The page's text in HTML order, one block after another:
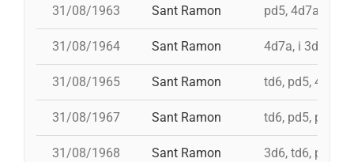
31/08/1963 Sant Ramon pd5, 4d7a, i td7
31/08/1964 Sant Ramon 4d7a, i 3d7s, i
31/08/1965 Sant Ramon td6, pd5, 4d7,
31/08/1967 Sant Ramon td6, pd5, pd5,
31/08/1968 Sant Ramon 3d6, td6, pd5,